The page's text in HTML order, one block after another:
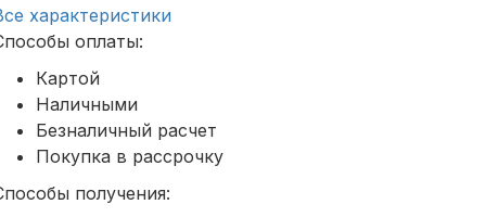
характеристики
оплаты:
Картой
Наличными
Безналичный расчет
Покупка в рассрочку
получения: